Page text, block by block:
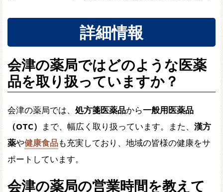
詳細情報
会津の薬局ではどのような医薬
品を取り扱っていますか？
会津の薬局では、 処方箋医薬品から一般用医薬品
（OTC）
まで、幅広く取り扱っています。また、 漢方
薬や健康食品も充実しており、地域の皆様の健康をサ
ポートしています。
会津の薬局の営業時間を教えて